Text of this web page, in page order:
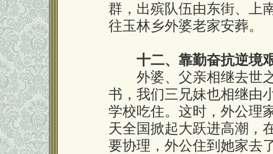
群，出殡队伍由东街、上
往玉林乡外婆老家安葬。
十二、靠勤奋抗逆境
外婆、父亲相继去世之
书，我们三兄妹也相继由
学校吃住。这时，外公理
天全国掀起大跃进高潮，
要协理，外公住到她家去